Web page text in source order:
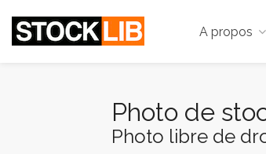
A propos
Photo de
Photo libre de